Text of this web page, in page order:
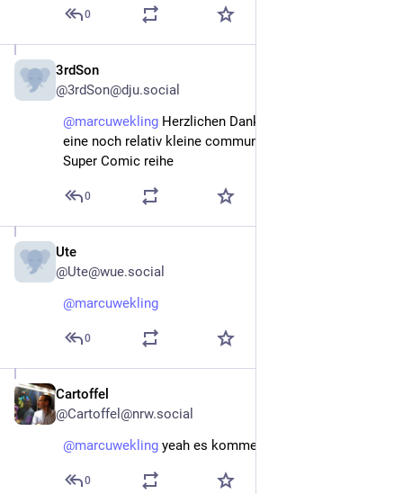
0
3rdSon
@3rdSon@dju.social
@marcuwekling Herzlichen Dank dir, dass du hier für
eine noch relativ kleine community postest.
Super Comic reihe
0
Ute
@Ute@wue.social
@marcuwekling
0
Cartoffel
@Cartoffel@nrw.social
@marcuwekling yeah es kommen immer mehr!
0